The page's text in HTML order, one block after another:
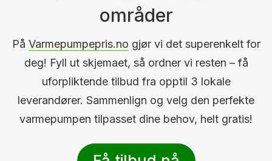
områder
På Varmepumpepris.no gjør vi det superenkelt for
deg! Fyll ut skjemaet, så ordner vi resten – få
uforpliktende tilbud fra opptil 3 lokale
leverandører. Sammenlign og velg den perfekte
varmepumpen tilpasset dine behov, helt gratis!